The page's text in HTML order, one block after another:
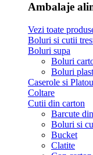
Ambalaje
Vezi toate
Boluri si cutii
Boluri supa
Boluri
Boluri
Caserole si
Coltare
Cutii din carton
Barcute
Boluri si
Bucket
Clatite